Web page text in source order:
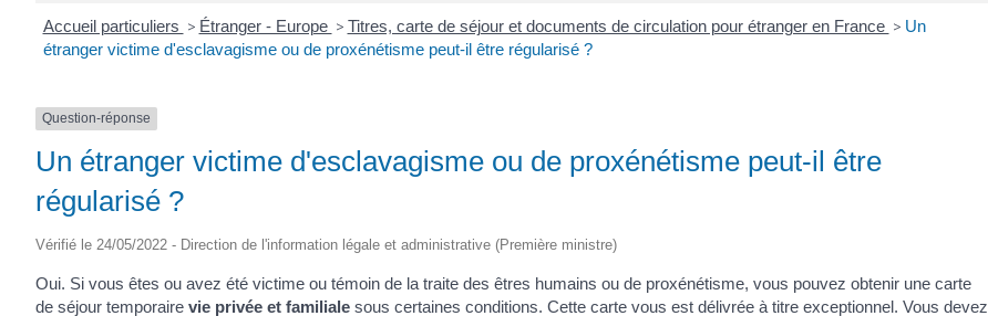
Accueil particuliers > Étranger - Europe > Titres, carte de séjour et documents de circulation pour étranger en France > Un
étranger victime d'esclavagisme ou de proxénétisme peut-il être régularisé ?
Question-réponse
Un étranger victime d'esclavagisme ou de proxénétisme peut-il être
régularisé ?
Vérifié le 24/05/2022 - Direction de l'information légale et administrative (Première ministre)
Oui. Si vous êtes ou avez été victime ou témoin de la traite des êtres humains ou de proxénétisme, vous pouvez obtenir une carte
de séjour temporaire vie privée et familiale sous certaines conditions. Cette carte vous est délivrée à titre exceptionnel. Vous devez